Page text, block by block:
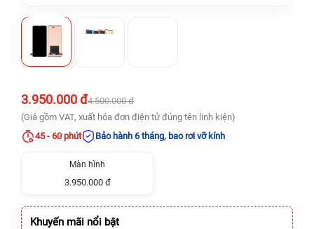
3.950.000 đ4.500.000 đ
(Giá gồm VAT, xuất hóa đơn điện tử đúng tên linh kiện)
45 - 60 phút
Bảo hành 6 tháng, bao rơi vỡ kính
Màn hình
3.950.000 đ
Khuyến mãi nổi bật